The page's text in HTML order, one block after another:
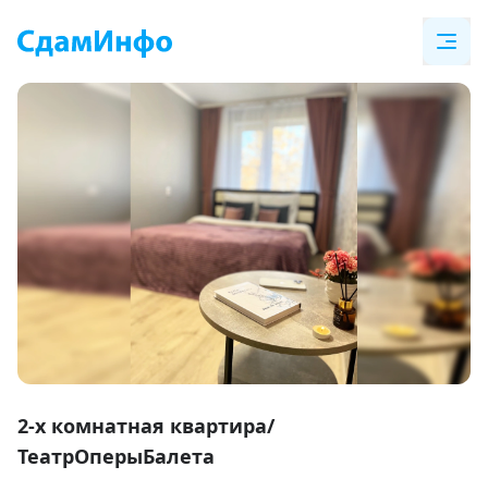
1
of
2-х комнатная квартира/
ТеатрОперыБалета